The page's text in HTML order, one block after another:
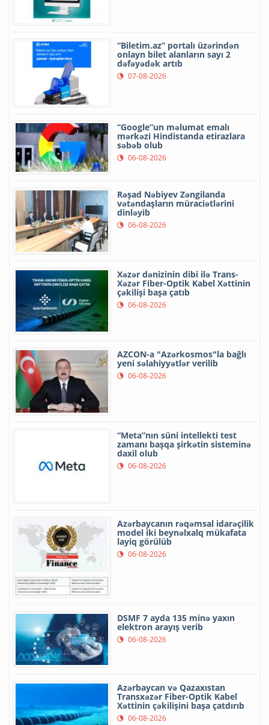
“Biletim.az” portalı üzərindən
onlayn bilet alanların sayı 2
dəfəyədək artıb
07-08-2026
“Google”un məlumat emalı
mərkəzi Hindistanda etirazlara
səbəb olub
06-08-2026
Rəşad Nəbiyev Zəngilanda
vətəndaşların müraciətlərini
dinləyib
06-08-2026
Xəzər dənizinin dibi ilə Trans-
Xəzər Fiber-Optik Kabel Xəttinin
çəkilişi başa çatıb
06-08-2026
AZCON-a "Azərkosmos"la bağlı
yeni səlahiyyətlər verilib
06-08-2026
“Meta”nın süni intellekti test
zamanı başqa şirkətin sisteminə
daxil olub
06-08-2026
Azərbaycanın rəqəmsal idarəçilik
model iki beynəlxalq mükafata
layiq görülüb
06-08-2026
DSMF 7 ayda 135 minə yaxın
elektron arayış verib
06-08-2026
Azərbaycan və Qazaxıstan
Transxəzər Fiber-Optik Kabel
Xəttinin çəkilişini başa çatdırıb
06-08-2026